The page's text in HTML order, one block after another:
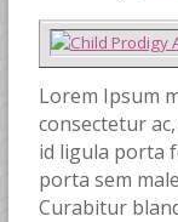
Lorem Ipsum
consectetur
id ligula porta
porta sem
Curabitur